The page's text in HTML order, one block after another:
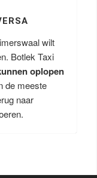
wilt
Botlek Taxi
oplopen
de meeste
naar